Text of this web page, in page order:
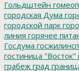
Гольдштейн
городская Дума
городской парк
линия горячее
Госдума
гостиница "Восток"
грабеж град